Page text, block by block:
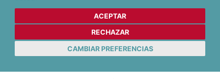
ACEPTAR
RECHAZAR
CAMBIAR PREFERENCIAS